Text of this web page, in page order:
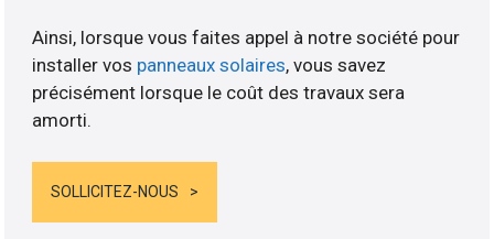
Ainsi, lorsque vous faites appel à notre société pour
installer vos panneaux solaires, vous savez
précisément lorsque le coût des travaux sera
amorti.
SOLLICITEZ-NOUS